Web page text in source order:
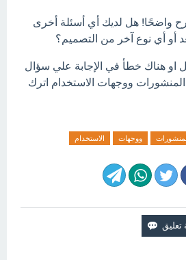
واضحًا! هل لديك أي أسئلة أخرى
أو أي نوع آخر من التصميم؟
او هناك خطأ في الإجابة علي سؤال
المنشورات ووجهات الاستخدام اترك
ووجهات الاستخدام